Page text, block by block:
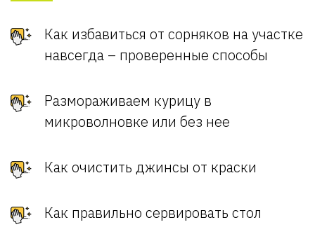
Как избавиться от сорняков на участке
навсегда – проверенные способы
Размораживаем курицу в
микроволновке или без нее
Как очистить джинсы от краски
Как правильно сервировать стол